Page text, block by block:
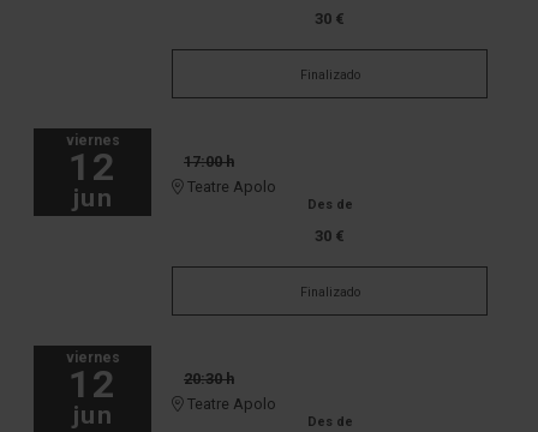
30 €
Finalizado
viernes
12
jun
17:00 h
Teatre Apolo
Des de
30 €
Finalizado
viernes
12
jun
20:30 h
Teatre Apolo
Des de